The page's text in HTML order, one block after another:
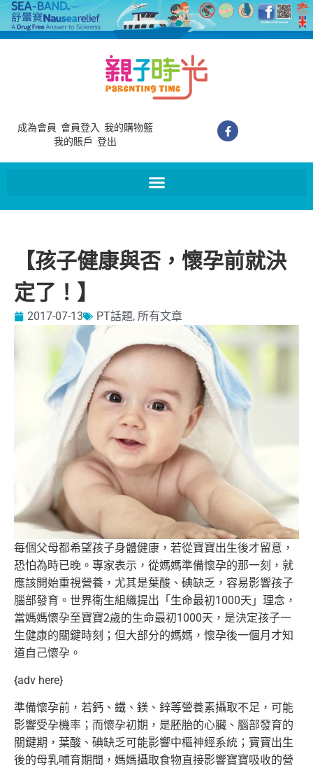
成為會員 會員登入 我的購物籃
我的賬戶 登出
【孩子健康與否，懷孕前就決
定了！】
2017-07-13 PT話題, 所有文章
每個父母都希望孩子身體健康，若從寶寶出生後才留意，
恐怕為時已晚。專家表示，從媽媽準備懷孕的那一刻， 就
應該開始重視營養，尤其是葉酸、碘缺乏， 容易影響孩子
腦部發育。世界衛生組織提出「生命最初1000天」 理念，
當媽媽懷孕至寶寶2歲的生命最初1000天， 是決定孩子一
生健康的關鍵時刻；但大部分的媽媽， 懷孕後一個月才知
道自己懷孕。
{adv here}
準備懷孕前，若鈣、鐵、鎂、鋅等營養素攝取不足， 可能
影響受孕機率；而懷孕初期，是胚胎的心臟、 腦部發育的
關鍵期，葉酸、碘缺乏可能影響中樞神經系統； 寶寶出生
後的母乳哺育期間， 媽媽攝取食物直接影響寶寶吸收的營